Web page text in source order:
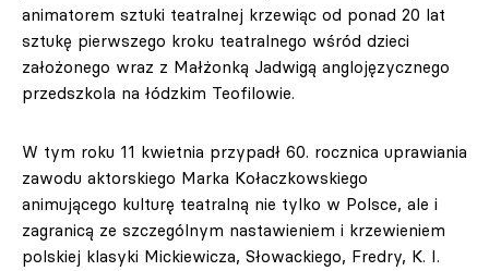
animatorem sztuki teatralnej krzewiąc od ponad 20 lat
sztukę pierwszego kroku teatralnego wśród dzieci
założonego wraz z Małżonką Jadwigą anglojęzycznego
przedszkola na łódzkim Teofilowie.
W tym roku 11 kwietnia przypadł 60. rocznica uprawiania
zawodu aktorskiego Marka Kołaczkowskiego
animującego kulturę teatralną nie tylko w Polsce, ale i
zagranicą ze szczególnym nastawieniem i krzewieniem
polskiej klasyki Mickiewicza, Słowackiego, Fredry, K. I.